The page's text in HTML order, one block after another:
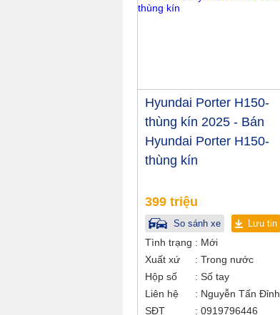
Hyundai Porter H150-
thùng kín 2025 - Bán
Hyundai Porter H150-
thùng kín
399 triệu
So sánh xe Lưu tin
Tình trạng
Mới
Xuất xứ
Trong nước
Hộp số
Số tay
Liên hệ
Nguyễn Tấn Đỉnh
SĐT
0919796446